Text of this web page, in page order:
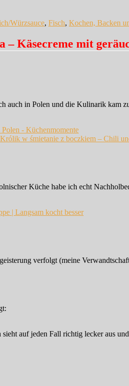
Würzsauce, Fisch, Kochen, Backen
– Käsecreme mit
auch in Polen und die Kulinarik kam
- Küchenmomente
w śmietanie z boczkiem – Chili
Küche habe ich echt
| Langsam kocht besser
verfolgt (meine
auf jeden Fall richtig lecker aus